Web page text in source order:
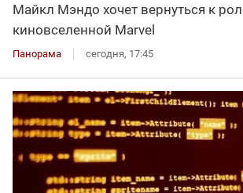
Майкл Мэндо хочет вернуться к
киновселенной Marvel
Панорама сегодня, 17:45